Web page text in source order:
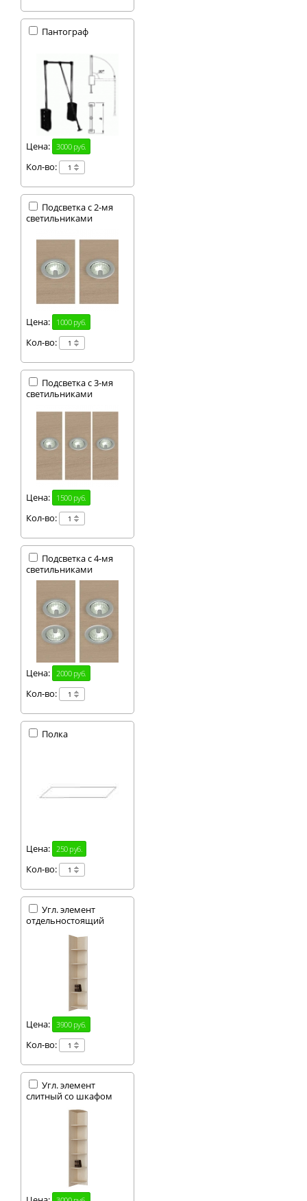
Пантограф
Цена: 3000 руб.
Кол-во:
Подсветка с 2-мя
светильниками
Цена: 1000 руб.
Кол-во:
Подсветка с 3-мя
светильниками
Цена: 1500 руб.
Кол-во:
Подсветка с 4-мя
светильниками
Цена: 2000 руб.
Кол-во:
Полка
Цена: 250 руб.
Кол-во:
Угл. элемент
отдельностоящий
Цена: 3900 руб.
Кол-во:
Угл. элемент
слитный со шкафом